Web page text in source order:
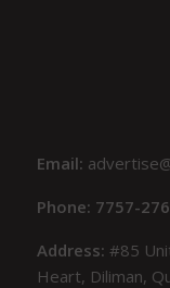
Email:
Phone: 7757-
Address:#85
Heart, Diliman,